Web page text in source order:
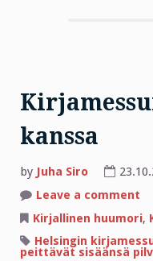
kanssa
by Juha Siro
Leave a comment
Kirjallinen huumori,
Helsingin
peittävät sisäänsä